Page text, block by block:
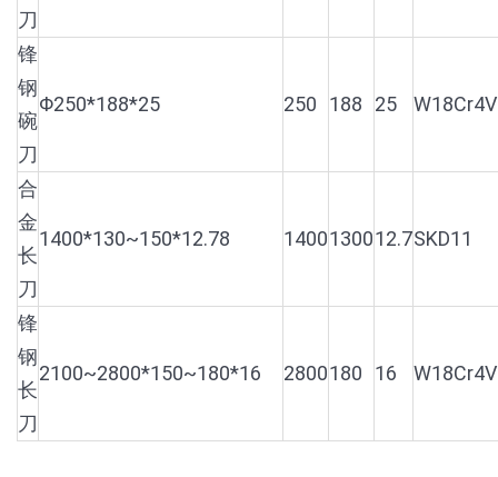
刀
锋
钢
碗
刀
Φ250*188*25 250 188 25
合
金
长
刀
1400*130~150*12.78 1400130012.7SKD11
锋
钢
长
刀
2100~2800*150~180*16 2800180 16